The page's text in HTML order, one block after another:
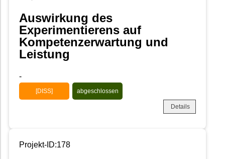
Auswirkung des
Experimentierens auf
Kompetenzerwartung und
Leistung
-
[DISS] abgeschlossen
Details
Projekt-ID:178